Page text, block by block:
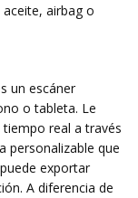
airbag o
un escáner
o tableta. Le
real a través
personalizable que
exportar
A diferencia de